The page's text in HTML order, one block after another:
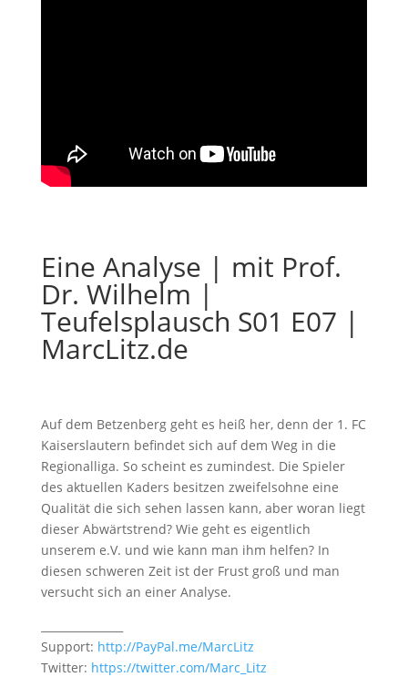
Eine Analyse | mit Prof.
Dr. Wilhelm |
Teufelsplausch S01 E07 |
MarcLitz.de
Auf dem Betzenberg geht es heiß her, denn der 1. FC
Kaiserslautern befindet sich auf dem Weg in die
Regionalliga. So scheint es zumindest. Die Spieler
des aktuellen Kaders besitzen zweifelsohne eine
Qualität die sich sehen lassen kann, aber woran liegt
dieser Abwärtstrend? Wie geht es eigentlich
unserem e.V. und wie kann man ihm helfen? In
diesen schweren Zeit ist der Frust groß und man
versucht sich an einer Analyse.
Support: http://PayPal.me/MarcLitz
Twitter: https://twitter.com/Marc_Litz